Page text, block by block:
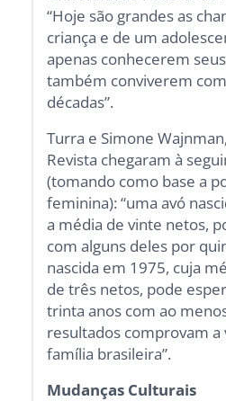
“Hoje são grandes as
criança e de um
apenas conhecerem
também conviverem
décadas”.
Turra e Simone
Revista chegaram à
(tomando como base a
feminina): “uma avó
a média de vinte netos,
com alguns deles por
nascida em 1975, cuja
de três netos, pode
trinta anos com ao
resultados comprovam a
família brasileira”.
Mudanças Culturais